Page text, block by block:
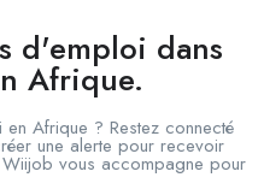
d'emploi dans
Afrique.
Afrique ? Restez connecté
une alerte pour recevoir
vous accompagne pour